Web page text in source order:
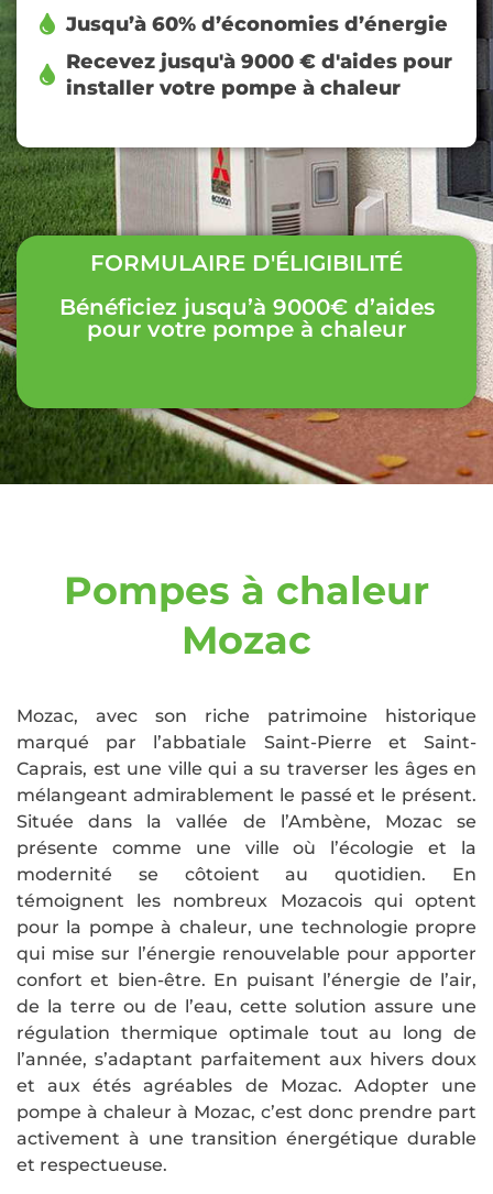
Jusqu’à 60% d’économies d’énergie
Recevez jusqu'à 9000 € d'aides pour
installer votre pompe à chaleur
FORMULAIRE D'ÉLIGIBILITÉ
Bénéficiez jusqu’à 9000€ d’aides
pour votre pompe à chaleur
Pompes à chaleur
Mozac
Mozac, avec son riche patrimoine historique
marqué par l’abbatiale Saint-Pierre et Saint-
Caprais, est une ville qui a su traverser les âges en
mélangeant admirablement le passé et le présent.
Située dans la vallée de l’Ambène, Mozac se
présente comme une ville où l’écologie et la
modernité se côtoient au quotidien. En
témoignent les nombreux Mozacois qui optent
pour la pompe à chaleur, une technologie propre
qui mise sur l’énergie renouvelable pour apporter
confort et bien-être. En puisant l’énergie de l’air,
de la terre ou de l’eau, cette solution assure une
régulation thermique optimale tout au long de
l’année, s’adaptant parfaitement aux hivers doux
et aux étés agréables de Mozac. Adopter une
pompe à chaleur à Mozac, c’est donc prendre part
activement à une transition énergétique durable
et respectueuse.